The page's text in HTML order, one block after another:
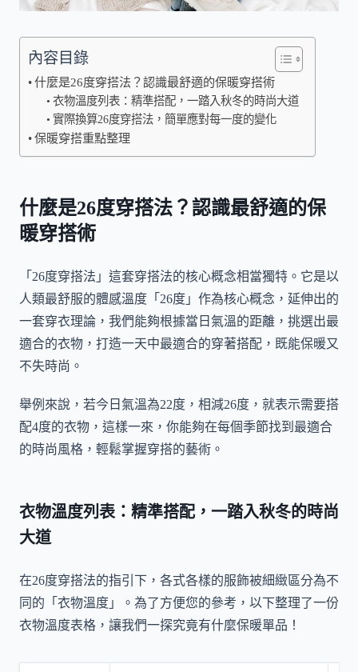
內容目錄
什麼是26度穿搭法？認識最舒適的保暖穿搭術
衣物溫度列表：精準搭配，一踏入秋冬的時尚大道
實際換算26度穿搭法，簡單應對每一度的變化
保暖穿搭重點整理
什麼是26度穿搭法？認識最舒適的保
暖穿搭術
「26度穿搭法」這套穿搭法的核心概念相當獨特。它是以
人類最舒服的體感溫度「26度」作為核心概念，延伸出的
一套穿衣理論，我們能夠根據當日氣溫的距離，挑選出最
適合的衣物，打造一天中最適合的穿著搭配，既能保暖又
不失時尚。
舉例來說，若今日氣溫為22度，相減26度，就表示需要搭
配4度的衣物，這樣一來，你能夠在每個季節找到最適合
的時尚風格，輕鬆掌握穿搭的藝術。
衣物溫度列表：精準搭配，一踏入秋冬的時尚
大道
在26度穿搭法的指引下，各式各樣的服飾被細緻區分為不
同的「衣物溫度」。為了方便您的參考，以下整理了一份
衣物溫度表格，讓我們一探究竟有什麼保暖單品！